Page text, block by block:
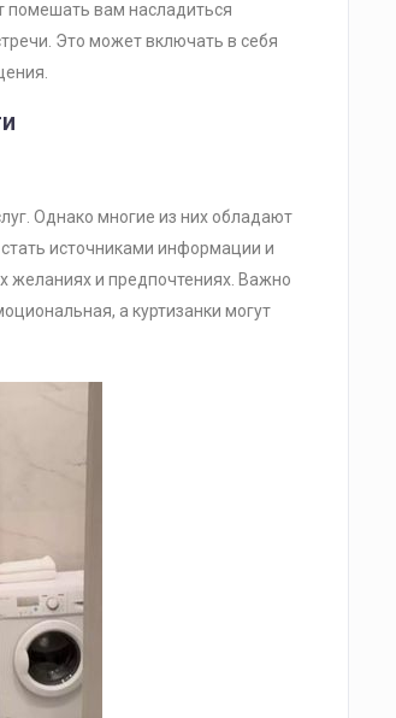
помешать вам насладиться
Это может включать в себя
Однако многие из них обладают
источниками информации и
желаниях и предпочтениях. Важно
а куртизанки могут